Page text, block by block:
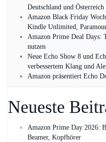
Deutschland und Österreich
Amazon Black Friday
Kindle Unlimited,
Amazon Prime Deal Days:
nutzen
Neue Echo Show 8 und
verbessertem Klang und
Amazon präsentiert Echo
Neueste
Amazon Prime Day 2026:
Beamer, Kopfhörer